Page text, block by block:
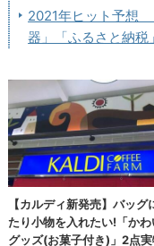
2021年ヒット予想
器」「ふるさと納税